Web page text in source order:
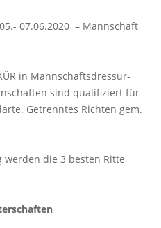
07.06.2020 – Mannschaft
in Mannschaftsdressur-
sind qualifiziert für
Getrenntes Richten gem.
die 3 besten Ritte